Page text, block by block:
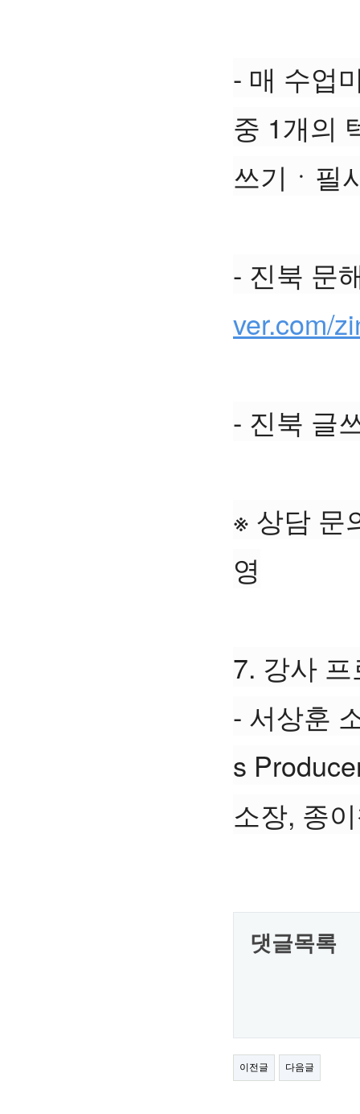
- 매 수업
중 1개의
쓰기ㆍ필
- 진북 문
ver.com/
- 진북 글
※ 상담 문
영
7. 강사
- 서상훈
s
소장, 종
댓글목록
이전글 다음글